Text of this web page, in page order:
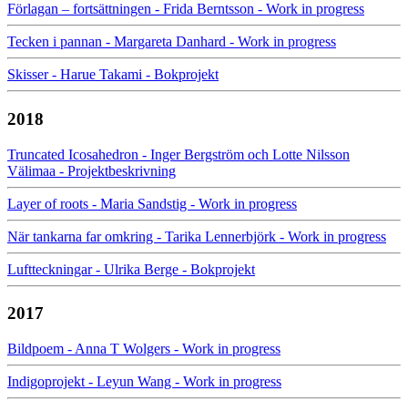
Förlagan – fortsättningen - Frida Berntsson - Work in progress
Tecken i pannan - Margareta Danhard - Work in progress
Skisser - Harue Takami - Bokprojekt
2018
Truncated Icosahedron - Inger Bergström och Lotte Nilsson
Välimaa - Projektbeskrivning
Layer of roots - Maria Sandstig - Work in progress
När tankarna far omkring - Tarika Lennerbjörk - Work in progress
Luftteckningar - Ulrika Berge - Bokprojekt
2017
Bildpoem - Anna T Wolgers - Work in progress
Indigoprojekt - Leyun Wang - Work in progress